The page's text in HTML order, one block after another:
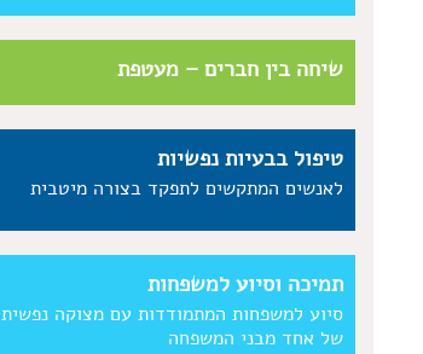
שיחה בין חברים – מעטפת
טיפול בבעיות נפשיות
לאנשים המתקשים לתפקד בצורה מיטבית
תמיכה וסיוע למשפחות
סיוע למשפחות המתמודדות עם מצוקה נפשית
של אחד מבני המשפחה